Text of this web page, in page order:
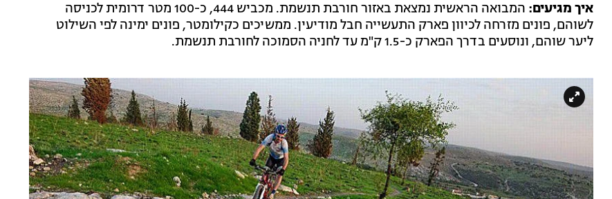
איך מגיעים:
המבואה הראשית נמצאת באזור חורבת תנשמת. מכביש 444, כ-100 מטר דרומית לכניסה
לשוהם, פונים מזרחה לכיוון פארק התעשייה חבל מודיעין. ממשיכים כקילומטר, פונים ימינה לפי השילוט
ליער שוהם, ונוסעים בדרך הפארק כ-1.5 ק"מ עד לחניה הסמוכה לחורבת תנשמת.